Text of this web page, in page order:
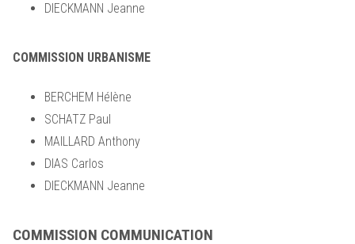
DIECKMANN Jeanne
COMMISSION URBANISME
BERCHEM Hélène
SCHATZ Paul
MAILLARD Anthony
DIAS Carlos
DIECKMANN Jeanne
COMMISSION COMMUNICATION